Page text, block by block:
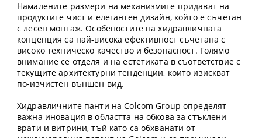
Намалените размери на механизмите придават на
продуктите чист и елегантен дизайн, който е съчетан
с лесен монтаж. Особеностите на хидравличната
концепция са най-висока ефективност съчетана с
високо техническо качество и безопасност. Голямо
внимание се отделя и на естетиката в съответствие с
текущите архитектурни тенденции, които изискват
по-изчистен външен вид.
Хидравличните панти на Colcom Group определят
важна иновация в областта на обкова за стъклени
врати и витрини, тъй като са обхванати от